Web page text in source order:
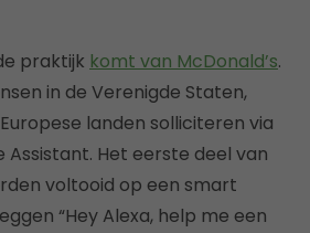
praktijk komt van McDonald’s.
in de Verenigde Staten,
landen solliciteren via
Assistant. Het eerste deel van
voltooid op een smart
“Hey Alexa, help me een